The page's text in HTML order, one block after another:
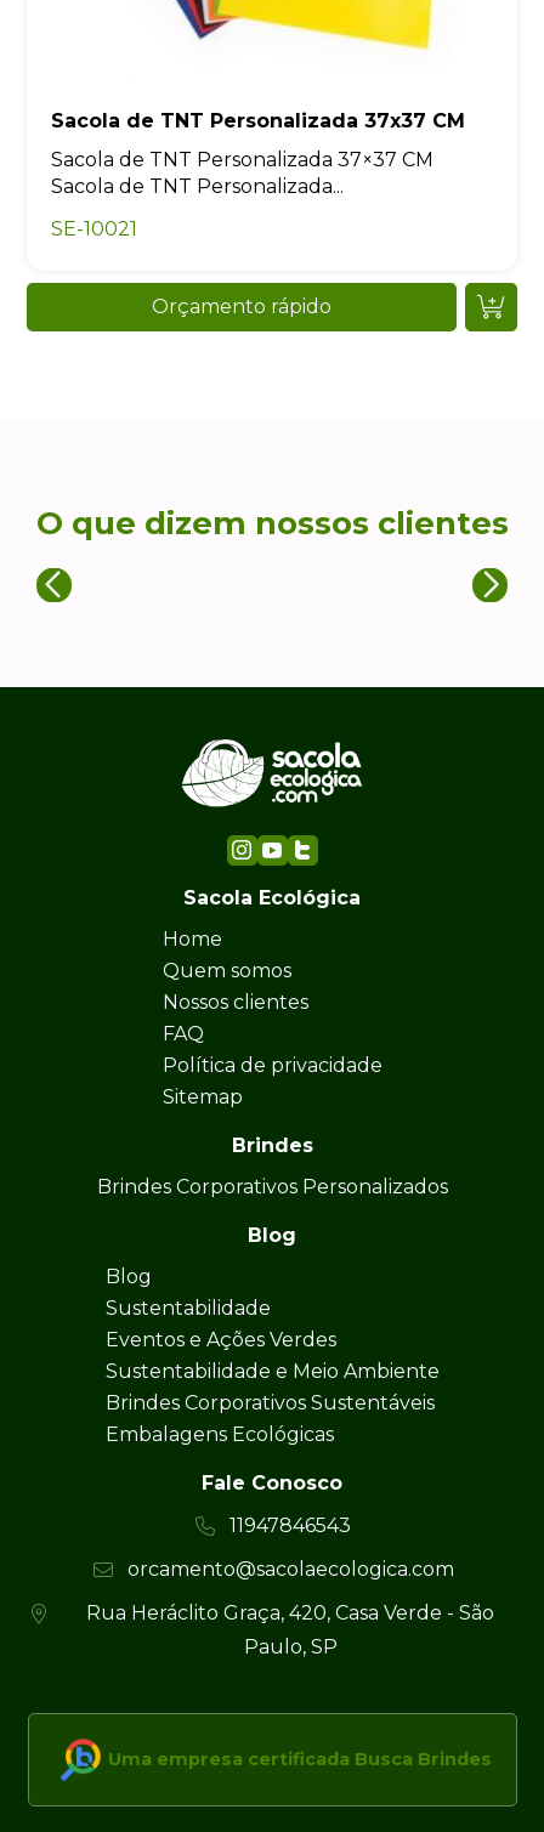
O que dizem nossos clientes
Política de privacidade
Sitemap
Brindes Corporativos Personalizados
Blog
Sustentabilidade
Eventos e Ações Verdes
Sustentabilidade e Meio Ambiente
Brindes Corporativos Sustentáveis
Embalagens Ecológicas
Fale Conosco
11947846543
orcamento@sacolaecologica.com
Rua Heráclito Graça, 420, Casa Verde - São
Paulo, SP
Uma empresa certificada Busca Brindes
Desenvolvido por